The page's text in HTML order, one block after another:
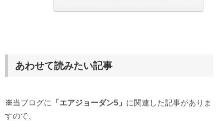
あわせて読みたい記事
※当ブログに 「エアジョーダン5」 に関連した記事がありま
すので、